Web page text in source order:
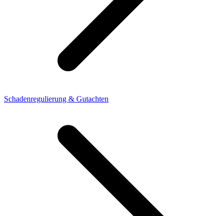
Schadenregulierung & Gutachten